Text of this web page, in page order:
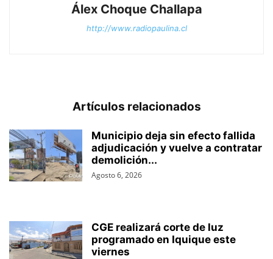
Álex Choque Challapa
http://www.radiopaulina.cl
Artículos relacionados
Municipio deja sin efecto fallida
adjudicación y vuelve a contratar
demolición...
Agosto 6, 2026
CGE realizará corte de luz
programado en Iquique este
viernes